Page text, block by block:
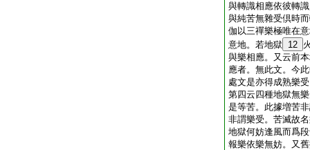
與轉識相應依彼轉
與純苦無雜受倶時
伽以三禪樂極唯在
意地。若地獄
12
與樂相應。又云前
應者。無此文。今
處文是亦得成熟樂
第四云四種地獄無
是等苦。此據増苦
非謂樂受。苦滅故
地獄何妨逢風而爲
報樂依樂無妨。又